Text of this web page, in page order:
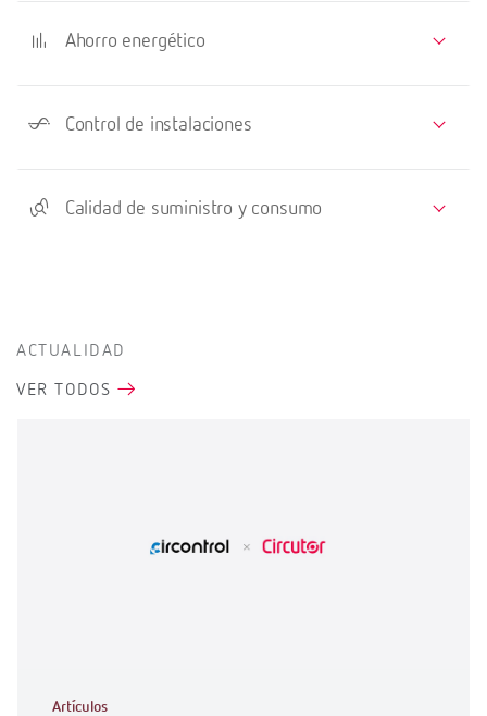
Ahorro energético
Control de instalaciones
Calidad de suministro y consumo
ACTUALIDAD
VER TODOS
Artículos